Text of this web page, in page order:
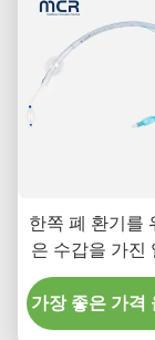
한쪽 폐 환기를
은 수갑을 가진
구 기관지
가장 좋은 가격